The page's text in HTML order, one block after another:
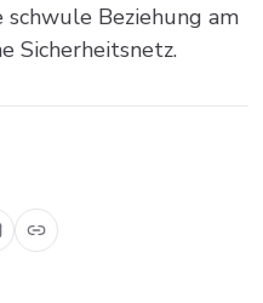
Beziehung am
Sicherheitsnetz.